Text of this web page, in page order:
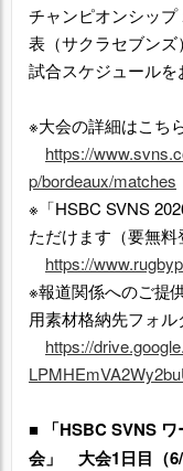
チャンピオンシッ
表（サクラセブン
試合スケジュールを
※大会の詳細はこち
https://
p/bordeaux/matches
※「HSBC SVNS
ただけます（要無料
https://
※報道関係へのご提
用素材格納先フォル
https://
■ 「HSBC SVNS
会」 大会1日目（